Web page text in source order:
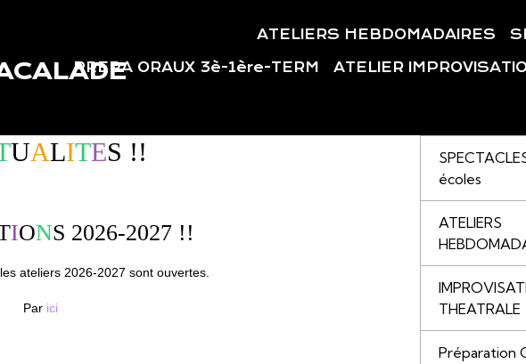
ATELIERS HEBDOMADAIRES
PREPA ORAUX 3è-1ère-TERM ATELIER
UALITES !!
IONS 2026-2027 !!
ateliers 2026-2027 sont ouvertes.
Par ici
écoles
ATELIERS
THEATRALE
Préparation